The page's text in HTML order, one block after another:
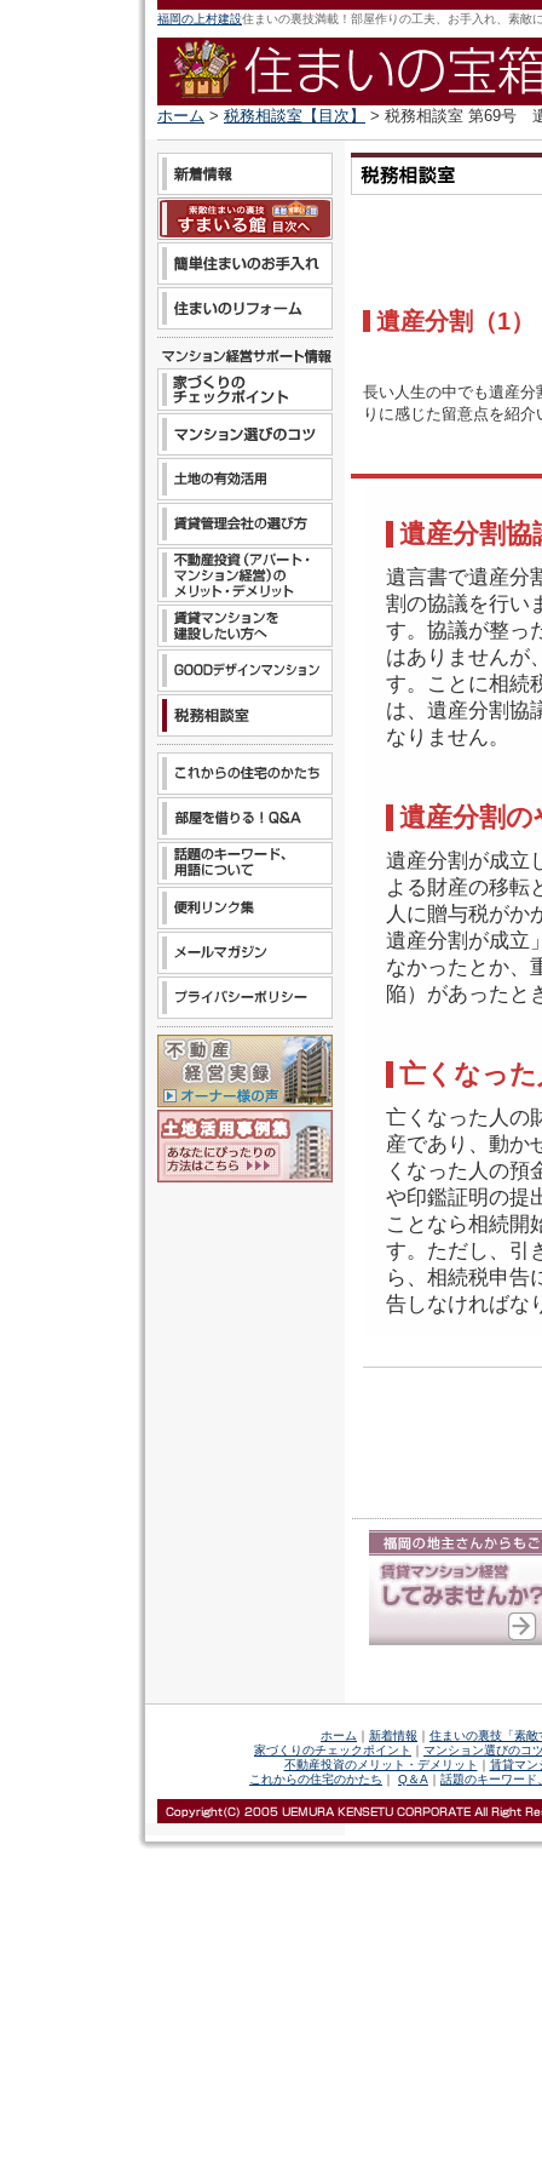
福岡の上村建設住まいの裏技満載！部屋作りの工夫、お手入れ、素敵
ホーム > 税務相談室【目次】 > 税務相談室 第69号
遺産分割（1）
長い人生の中でも遺産
りに感じた留意点を紹介
遺産分割協
遺言書で遺産分
割の協議を行い
す。協議が整っ
はありませんが
す。ことに相続
は、遺産分割協
なりません。
遺産分割
遺産分割が成立
よる財産の移転
人に贈与税がか
遺産分割が成立
なかったとか、
陥）があったと
亡くなっ
亡くなった人の
産であり、動か
くなった人の預
や印鑑証明の提
ことなら相続開
す。ただし、引
ら、相続税申告
告しなければな
ホーム ｜ 新着情報 ｜ 住まいの裏技「素敵
家づくりのチェックポイント ｜ マンション選びのコ
不動産投資のメリット・デメリット ｜ 賃貸マン
これからの住宅のかたち ｜ Q＆A ｜ 話題のキーワード